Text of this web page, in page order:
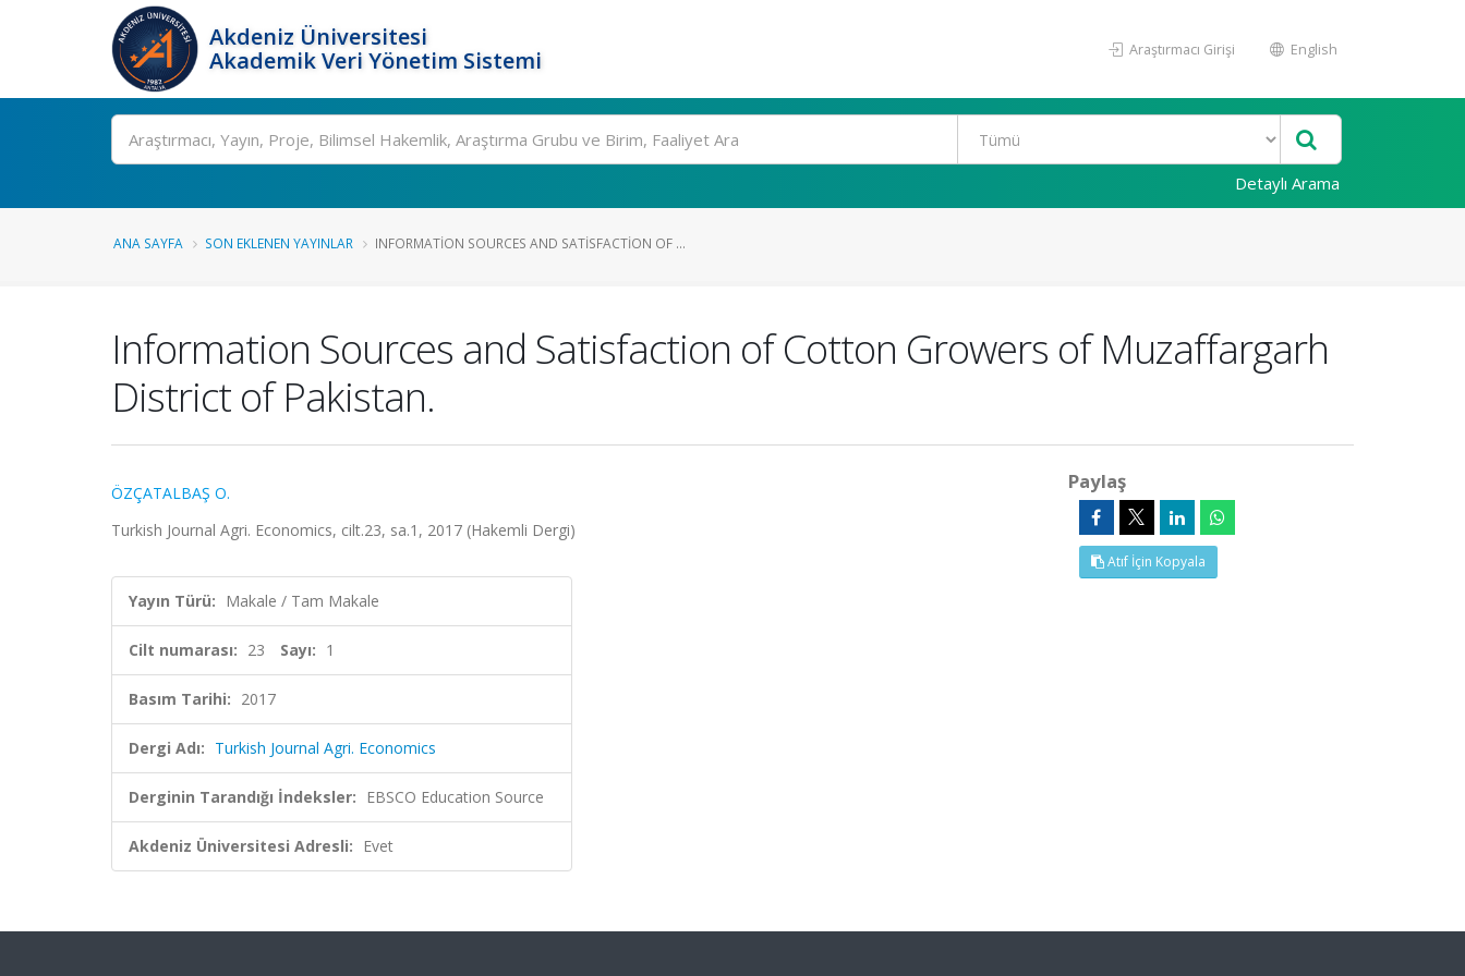
Akdeniz Üniversitesi
Akademik Veri Yönetim Sistemi
Araştırmacı Girişi English
Ara
Detaylı Arama
ANA SAYFA SON EKLENEN YAYINLAR INFORMATION SOURCES AND SATISFACTION OF ...
Information Sources and Satisfaction of Cotton Growers of Muzaffargarh
District of Pakistan.
ÖZÇATALBAŞ O.
Turkish Journal Agri. Economics, cilt.23, sa.1, 2017 (Hakemli Dergi)
Yayın Türü: Makale / Tam Makale
Cilt numarası: 23 Sayı: 1
Basım Tarihi: 2017
Dergi Adı: Turkish Journal Agri. Economics
Derginin Tarandığı İndeksler: EBSCO Education Source
Akdeniz Üniversitesi Adresli: Evet
Paylaş
Atıf İçin Kopyala